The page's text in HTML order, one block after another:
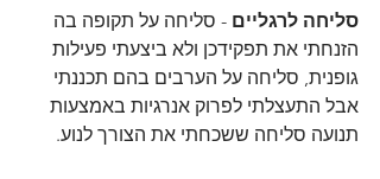
סליחה לרגליים - סליחה על תקופה בה
הזנחתי את תפקידכן ולא ביצעתי פעילות
גופנית, סליחה על הערבים בהם תכננתי
אבל התעצלתי לפרוק אנרגיות באמצעות
תנועה סליחה ששכחתי את הצורך לנוע.